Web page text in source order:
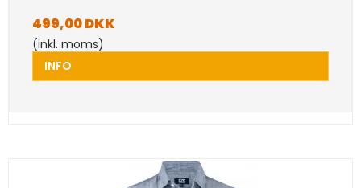
499,00 DKK
(inkl. moms)
INFO